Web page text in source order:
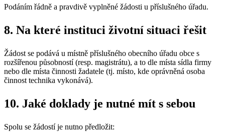
Podáním řádně a pravdivě vyplněné žádosti u příslušného úřadu.
8. Na které instituci životní situaci řešit
Žádost se podává u místně příslušného obecního úřadu obce s
rozšířenou působností (resp. magistrátu), a to dle místa sídla firmy
nebo dle místa činnosti žadatele (tj. místo, kde oprávněná osoba
činnost technika vykonává).
10. Jaké doklady je nutné mít s sebou
Spolu se žádostí je nutno předložit: